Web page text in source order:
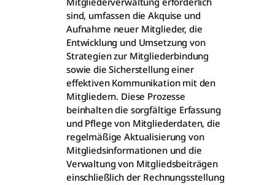
sind, umfassen die Akquise und
Aufnahme neuer Mitglieder, die
Entwicklung und Umsetzung von
Strategien zur Mitgliederbindung
sowie die Sicherstellung einer
effektiven Kommunikation mit den
Mitgliedern. Diese Prozesse
beinhalten die sorgfältige Erfassung
und Pflege von Mitgliederdaten, die
regelmäßige Aktualisierung von
Mitgliedsinformationen und die
Verwaltung von Mitgliedsbeiträgen
einschließlich der Rechnungsstellung